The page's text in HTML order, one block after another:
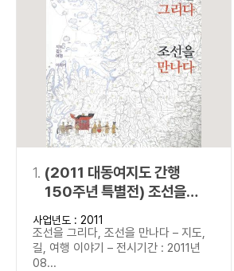
연산자
AND 정조 AND
OR 정조 OR
NOT 정조 NOT
동시에 여러 개의 연산자를 사용할
1. (2011 대동여지도 간행
150주년 특별전) 조선을
그리다, 조선을 만나다
사업년도 : 2011
조선을 그리다, 조선을 만나다 – 지도,
길, 여행 이야기 – 전시기간 : 2011년
08...